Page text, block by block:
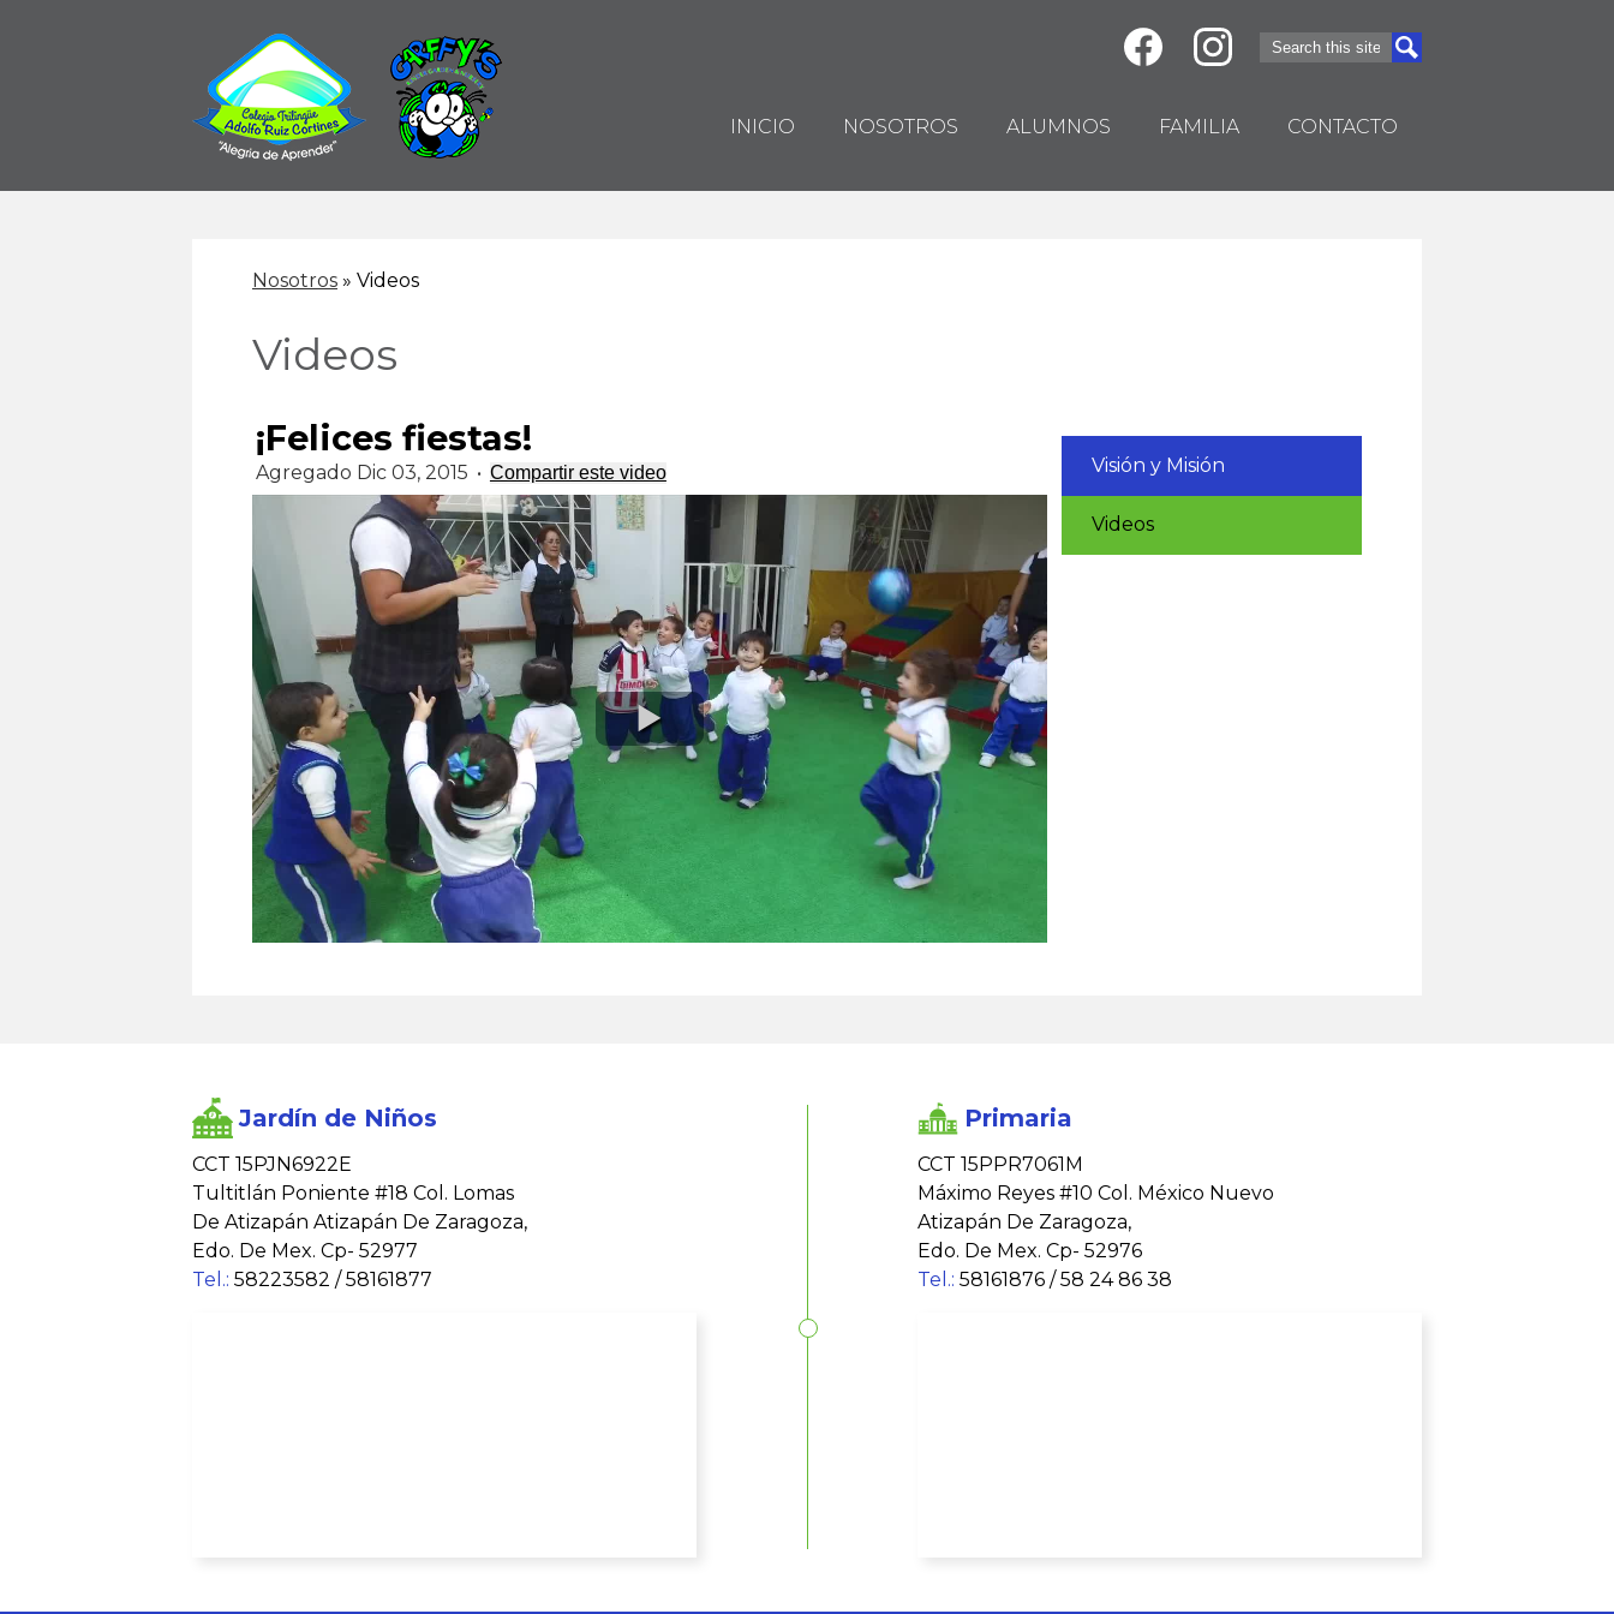
Skip
content
INICIO NOSOTROS ALUMNOS FAMILIA CONTACTO
Social
Media
Header
Search
Nosotros » Videos
Videos
¡Felices fiestas!
Agregado Dic 03, 2015 • Compartir este video Visión y Misión
Videos
Jardín de Niños
CCT 15PJN6922E
Tultitlán Poniente #18 Col. Lomas
De Atizapán Atizapán De Zaragoza,
Edo. De Mex. Cp- 52977
Tel.: 58223582 / 58161877
Primaria
CCT 15PPR7061M
Máximo Reyes #10 Col. México Nuevo
Atizapán De Zaragoza,
Edo. De Mex. Cp- 52976
Tel.: 58161876 / 58 24 86 38